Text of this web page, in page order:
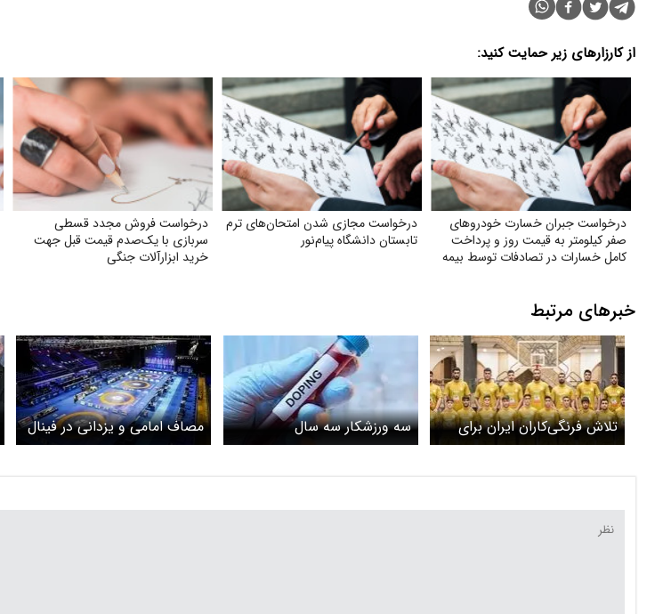
از کارزارهای زیر حمایت کنید:
درخواست جبران خسارت خودروهای
صفر کیلومتر به قیمت روز و پرداخت
کامل خسارات در تصادفات توسط بیمه
درخواست مجازی شدن امتحان‌های ترم
تابستان دانشگاه پیام‌نور
درخواست فروش مجدد قسطی
سربازی با یک‌صدم قیمت قبل جهت
خرید ابزارآلات جنگی
خبرهای مرتبط
تلاش فرنگی‌کاران ایران برای
کسب ۳ مدال طلا
سه ورزشکار سه سال
محروم‌شدند / یک والیبالیست
مصاف امامی و یزدانی در فینال
تورنمنت مغولستان برای دوبنده